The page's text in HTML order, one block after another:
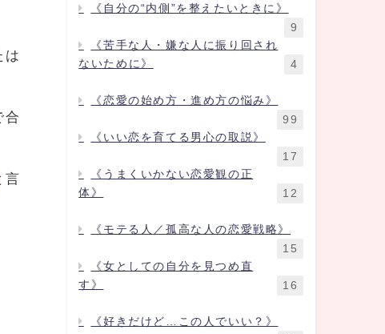
は
合
言
《自分の“内側”を整えたいときに》
9
《苦手な人・嫌な人に振り回され
ないために》
4
《恋愛の始め方・進め方の悩み》
99
《いい恋を育てる男心の取説》
17
《うまくいかない恋愛観の正
体》
12
《モテる人／孤高な人の恋愛戦略》
15
《女としての自分を見つめ直
す》
16
《好きだけど…この人でいい？》